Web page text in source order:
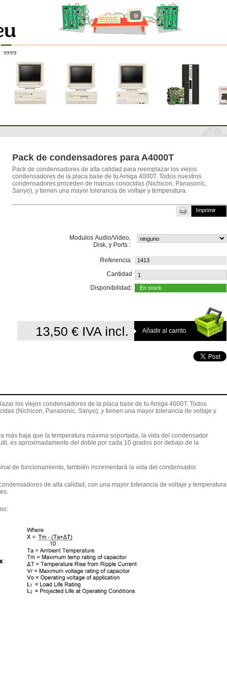
1999
Pack de condensadores para A4000T
Pack de condensadores de alta calidad para reemplazar los viejos
condensadores de la placa base de tu Amiga 4000T. Todos nuestros
condensadores proceden de marcas conocidas (Nichicon, Panasonic,
Sanyo), y tienen una mayor tolerancia de voltaje y temperatura.
Imprimir
Modulos Audio/Video,
Disk, y Ports :
Referencia: 1413
Cantidad
Disponibilidad:
En stock
13,50 € IVA incl.
los viejos condensadores de la placa base de tu Amiga 4000T. Todos
(Nichicon, Panasonic, Sanyo), y tienen una mayor tolerancia de voltaje y
más baja que la temperatura máxima soportada, la vida del condensador
es aproximadamente del doble por cada 10 grados por debajo de la
de funcionamiento, también incrementará la vida del condensador.
de alta calidad, con una mayor tolerancia de voltaje y temperatura